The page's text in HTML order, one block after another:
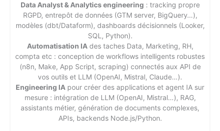
Data Analyst & Analytics engineering : tracking propre
RGPD, entrepôt de données (GTM server, BigQuery…),
modèles (dbt/Dataform), dashboards décisionnels (Looker,
SQL, Python).
Automatisation IAdes taches Data, Marketing, RH,
compta etc : conception de workflows intelligents robustes
(n8n, Make, App Script, scraping) connectés aux API de
vos outils et LLM (OpenAI, Mistral, Claude…).
Engineering IA pour créer des applications et agent IA sur
mesure : intégration de LLM (OpenAI, Mistral…), RAG,
assistants métier, génération de documents complexes,
APIs, backends Node.js/Python.